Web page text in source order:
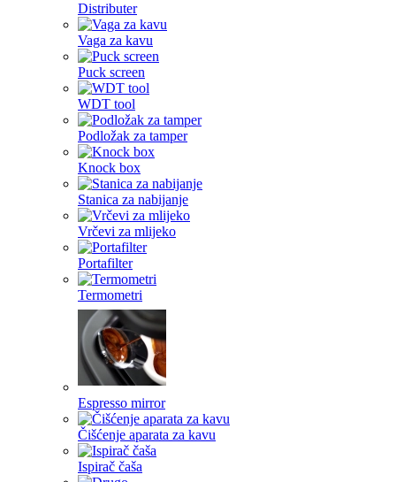
Distributer
Vaga za kavu
Puck screen
WDT tool
Podložak za tamper
Knock box
Stanica za nabijanje
Vrčevi za mlijeko
Portafilter
Termometri
Espresso mirror
Čišćenje aparata za kavu
Ispirač čaša